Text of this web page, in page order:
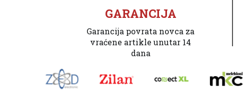
GARANCIJA
Garancija povrata novca za
vraćene artikle unutar 14
dana